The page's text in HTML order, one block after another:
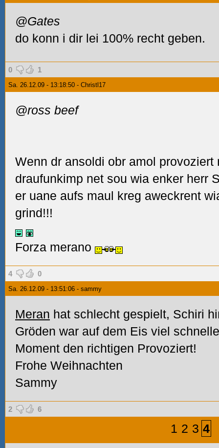
@Gates
do konn i dir lei 100% recht geben.
0 1
Sa. 26.12.09 - 13:18:50 - Christl17
@ross beef
Wenn dr ansoldi obr amol
draufunkimp net sou wia enker herr
er uane aufs maul kreg aweckrent
grind!!!
Forza merano
4 0
Sa. 26.12.09 - 13:51:06 - sammy
Meran hat schlecht gespielt, Schiri
Gröden war auf dem Eis viel
Moment den richtigen Provoziert!
Frohe Weihnachten
Sammy
2 6
1 2 3 4